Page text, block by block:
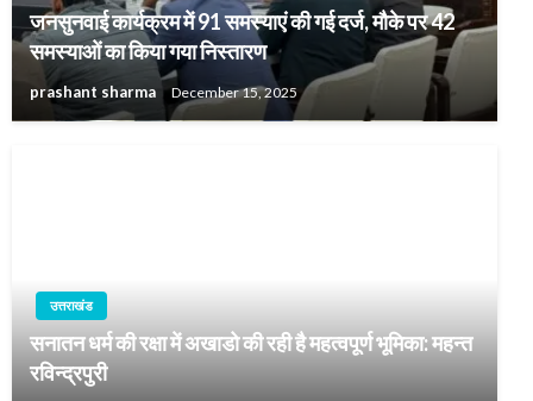
जनसुनवाई कार्यक्रम में 91 समस्याएं की गई दर्ज, मौके पर 42
समस्याओं का किया गया निस्तारण
prashant sharma December 15, 2025
उत्तराखंड
सनातन धर्म की रक्षा में अखाडो की रही है महत्वपूर्ण भूमिका: महन्त
रविन्द्रपुरी